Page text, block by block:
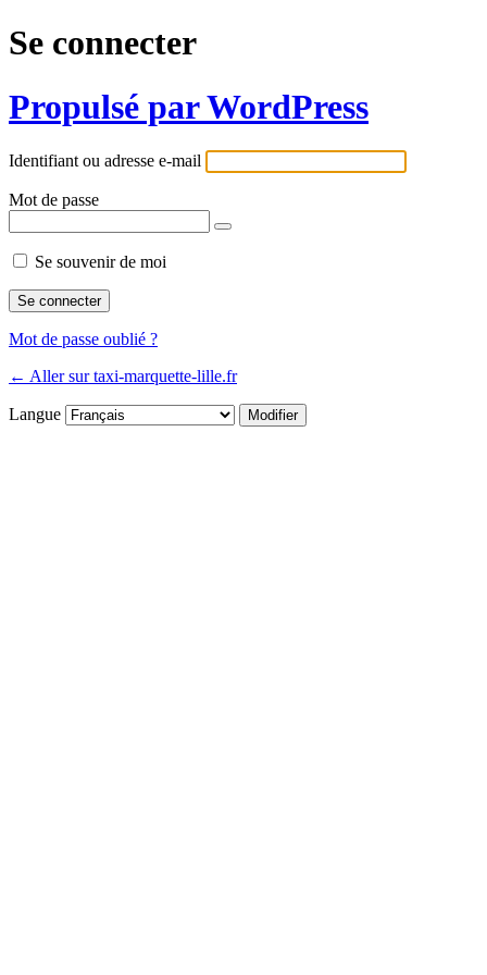
Se connecter
Propulsé par WordPress
Identifiant ou adresse e-mail
Mot de passe
Se souvenir de moi
Mot de passe oublié ?
← Aller sur taxi-marquette-lille.fr
Langue